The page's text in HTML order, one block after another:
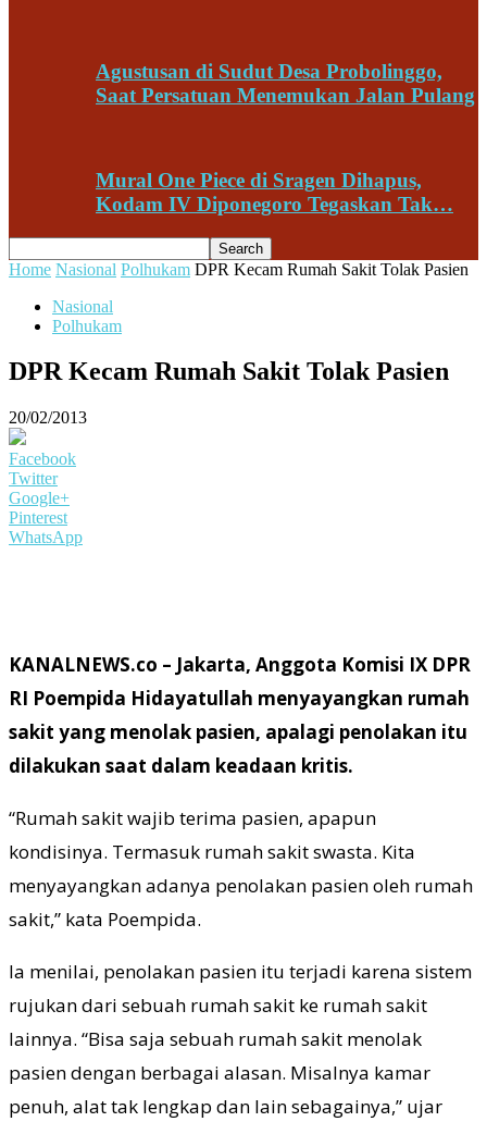
Agustusan di Sudut Desa Probolinggo,
Saat Persatuan Menemukan Jalan Pulang
Mural One Piece di Sragen Dihapus,
Kodam IV Diponegoro Tegaskan Tak…
Home Nasional Polhukam DPR Kecam Rumah Sakit Tolak Pasien
Nasional
Polhukam
DPR Kecam Rumah Sakit Tolak Pasien
20/02/2013
Facebook
Twitter
Google+
Pinterest
WhatsApp
KANALNEWS.co – Jakarta, Anggota Komisi IX DPR
RI Poempida Hidayatullah menyayangkan rumah
sakit yang menolak pasien, apalagi penolakan itu
dilakukan saat dalam keadaan kritis.
“Rumah sakit wajib terima pasien, apapun
kondisinya. Termasuk rumah sakit swasta. Kita
menyayangkan adanya penolakan pasien oleh rumah
sakit,” kata Poempida.
Ia menilai, penolakan pasien itu terjadi karena sistem
rujukan dari sebuah rumah sakit ke rumah sakit
lainnya. “Bisa saja sebuah rumah sakit menolak
pasien dengan berbagai alasan. Misalnya kamar
penuh, alat tak lengkap dan lain sebagainya,” ujar